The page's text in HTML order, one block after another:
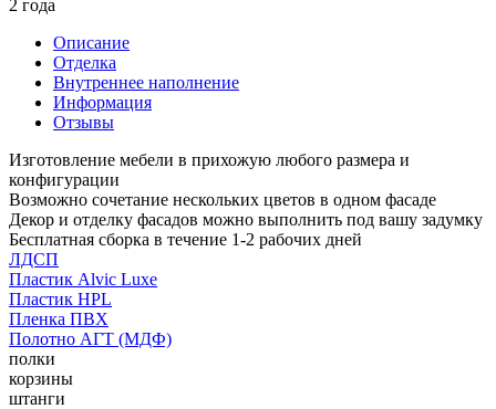
2 года
Описание
Отделка
Внутреннее наполнение
Информация
Отзывы
Изготовление мебели в прихожую любого размера и
конфигурации
Возможно сочетание нескольких цветов в одном фасаде
Декор и отделку фасадов можно выполнить под вашу задумку
Бесплатная сборка в течение 1-2 рабочих дней
ЛДСП
Пластик Alvic Luxe
Пластик HPL
Пленка ПВХ
Полотно АГТ (МДФ)
полки
корзины
штанги